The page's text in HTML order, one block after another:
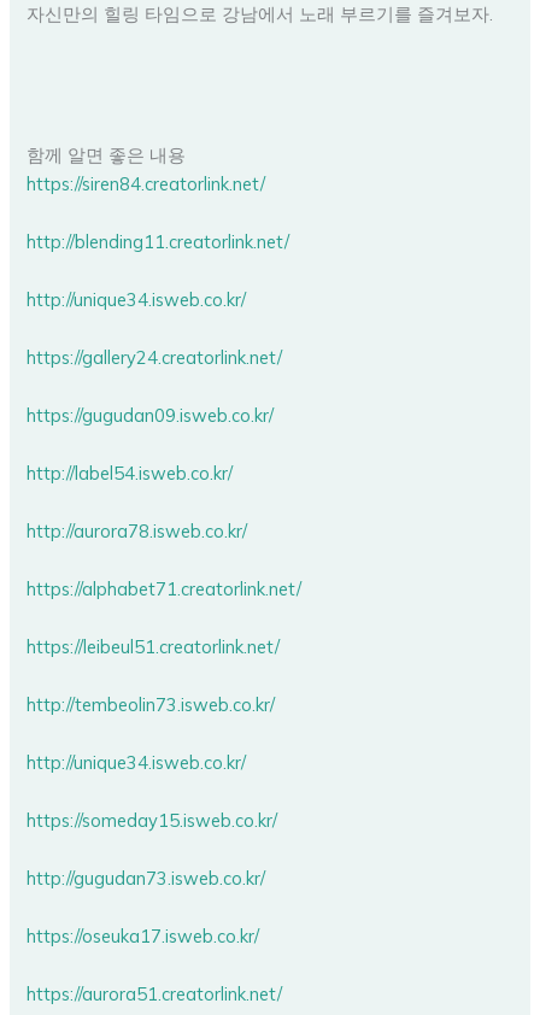
자신만의 힐링 타임으로 강남에서 노래 부르기를 즐겨보자.
함께 알면 좋은 내용
https://siren84.creatorlink.net/
http://blending11.creatorlink.net/
http://unique34.isweb.co.kr/
https://gallery24.creatorlink.net/
https://gugudan09.isweb.co.kr/
http://label54.isweb.co.kr/
http://aurora78.isweb.co.kr/
https://alphabet71.creatorlink.net/
https://leibeul51.creatorlink.net/
http://tembeolin73.isweb.co.kr/
http://unique34.isweb.co.kr/
https://someday15.isweb.co.kr/
http://gugudan73.isweb.co.kr/
https://oseuka17.isweb.co.kr/
https://aurora51.creatorlink.net/